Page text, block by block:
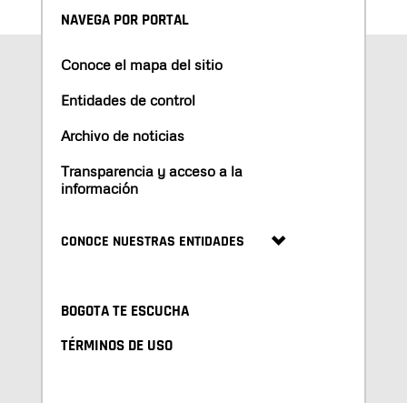
NAVEGA POR PORTAL
Conoce el mapa del sitio
Entidades de control
Archivo de noticias
Transparencia y acceso a la
información
CONOCE NUESTRAS ENTIDADES
BOGOTA TE ESCUCHA
TÉRMINOS DE USO